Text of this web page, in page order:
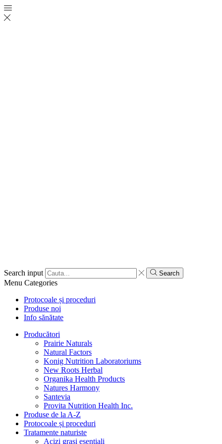
Search input Search
Menu Categories
Protocoale și proceduri
Produse noi
Info sănătate
Producători
Prairie Naturals
Natural Factors
Konig Nutrition Laboratoriums
New Roots Herbal
Organika Health Products
Natures Harmony
Santevia
Provita Nutrition Health Inc.
Produse de la A-Z
Protocoale și proceduri
Tratamente naturiste
Acizi grași esențiali